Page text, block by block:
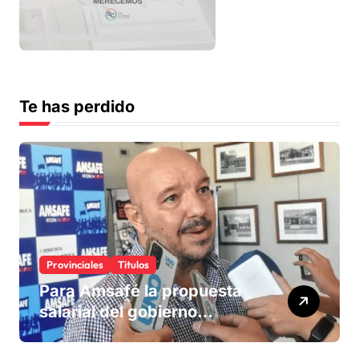
Te has perdido
Provinciales Titulos
Para Amsafé la propuesta
salarial del gobierno
«queda corta» y el viernes